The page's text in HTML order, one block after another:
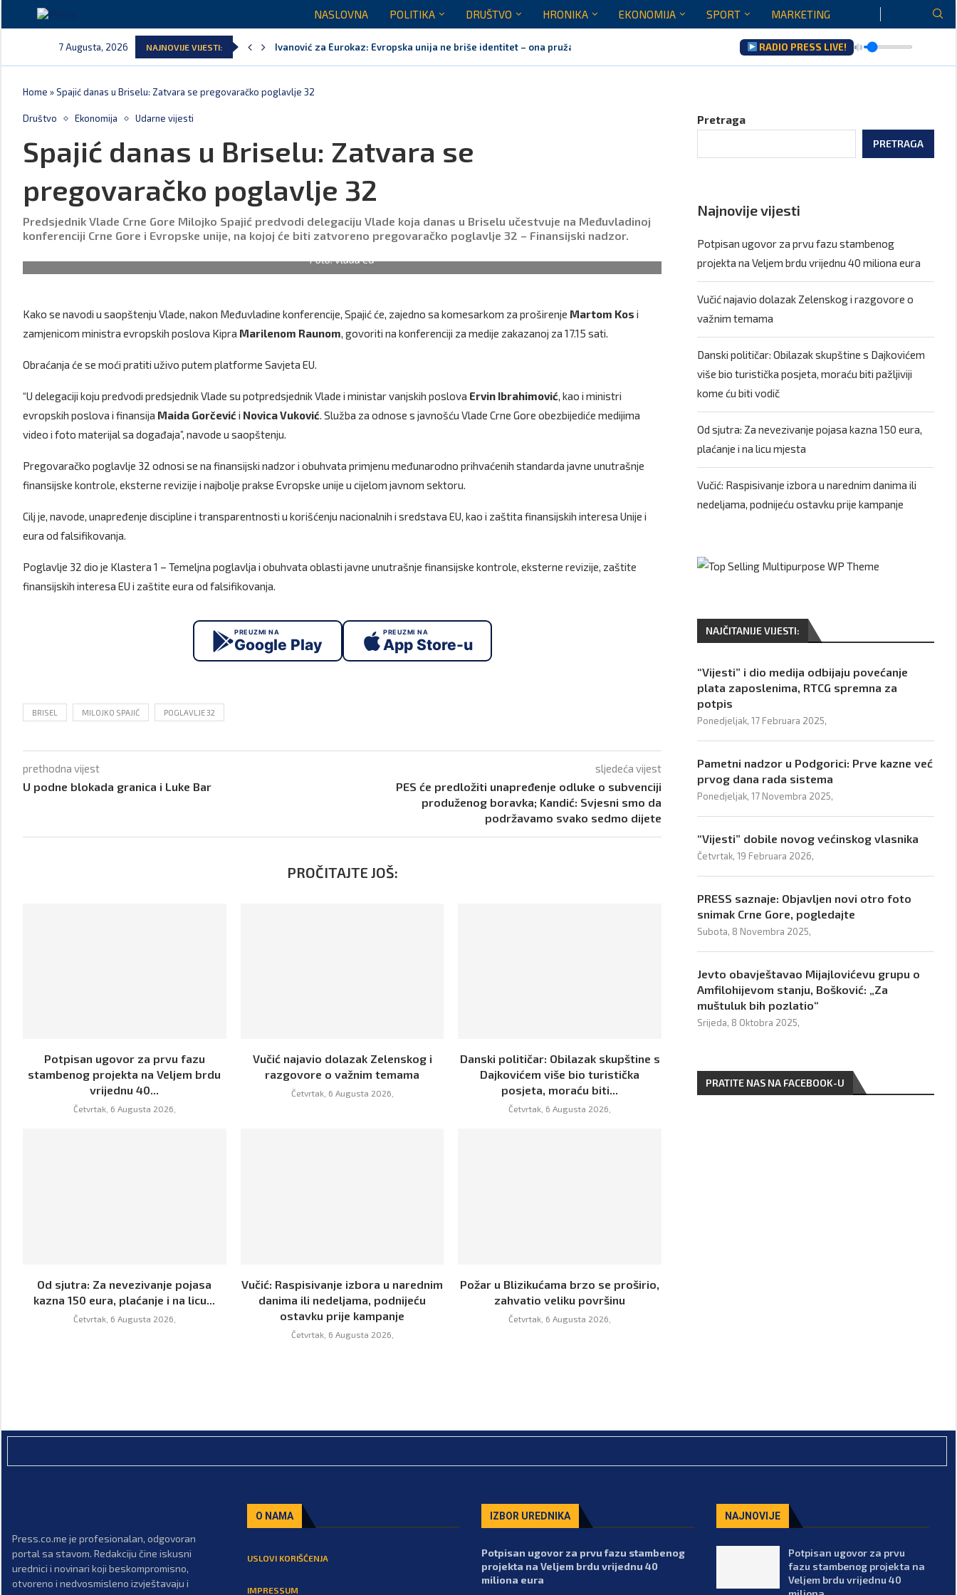
NASLOVNA POLITIKA DRUŠTVO HRONIKA EKONOMIJA SPORT MARKETING
7 Augusta, 2026 NAJNOVIJE VIJESTI:
Ivanović za Eurokaz: Evropska unija ne briše identitet – ona pruža...
Spajić: Snažno podržavamo domaće festivale koji godinama grade identitet Crne Gore...
MPNI do kraja jula realizovalo gotovo sve planirane aktivnosti
U prethodnih pet godina: Vučić tri puta odbio da glasa Rezoluciju...
MCP odgovorila Vučiću: Nedopustivo političko tumačenje litija i crkvenih pitanja
Andrić: Crnoj Gori nije bilo mjesto na obilježavanju „Oluje“
RADIO PRESS LIVE!
Home »Spajić danas u Briselu: Zatvara se pregovaračko poglavlje 32
Društvo Ekonomija Udarne vijesti
Spajić danas u Briselu: Zatvara se
pregovaračko poglavlje 32
Predsjednik Vlade Crne Gore Milojko Spajić predvodi delegaciju Vlade koja danas u Briselu učestvuje na Međuvladinoj
konferenciji Crne Gore i Evropske unije, na kojoj će biti zatvoreno pregovaračko poglavlje 32 – Finansijski nadzor.
Foto: Vlada CG
Kako se navodi u saopštenju Vlade, nakon Međuvladine konferencije, Spajić će, zajedno sa komesarkom za proširenje Martom Kos i
zamjenicom ministra evropskih poslova Kipra Marilenom Raunom, govoriti na konferenciji za medije zakazanoj za 17.15 sati.
Obraćanja će se moći pratiti uživo putem platforme Savjeta EU.
“U delegaciji koju predvodi predsjednik Vlade su potpredsjednik Vlade i ministar vanjskih poslova Ervin Ibrahimović, kao i ministri
evropskih poslova i finansija Maida Gorčević i Novica Vuković. Služba za odnose s javnošću Vlade Crne Gore obezbijediće medijima
video i foto materijal sa događaja”, navode u saopštenju.
Pregovaračko poglavlje 32 odnosi se na finansijski nadzor i obuhvata primjenu međunarodno prihvaćenih standarda javne unutrašnje
finansijske kontrole, eksterne revizije i najbolje prakse Evropske unije u cijelom javnom sektoru.
Cilj je, navode, unapređenje discipline i transparentnosti u korišćenju nacionalnih i sredstava EU, kao i zaštita finansijskih interesa Unije i
eura od falsifikovanja.
Poglavlje 32 dio je Klastera 1 – Temeljna poglavlja i obuhvata oblasti javne unutrašnje finansijske kontrole, eksterne revizije, zaštite
finansijskih interesa EU i zaštite eura od falsifikovanja.
PREUZMI NA
Google Play
PREUZMI NA
App Store-u
BRISEL MILOJKO SPAJIĆ POGLAVLJE 32
prethodna vijest
U podne blokada granica i Luke Bar
sljedeća vijest
PES će predložiti unapređenje odluke o subvenciji
produženog boravka; Kandić: Svjesni smo da
podržavamo svako sedmo dijete
PROČITAJTE JOŠ:
Potpisan ugovor za prvu fazu
stambenog projekta na Veljem brdu
vrijednu 40...
Četvrtak, 6 Augusta 2026,
Vučić najavio dolazak Zelenskog i
razgovore o važnim temama
Četvrtak, 6 Augusta 2026,
Danski političar: Obilazak skupštine s
Dajkovićem više bio turistička
posjeta, moraću biti...
Četvrtak, 6 Augusta 2026,
Od sjutra: Za nevezivanje pojasa
kazna 150 eura, plaćanje i na licu...
Četvrtak, 6 Augusta 2026,
Vučić: Raspisivanje izbora u narednim
danima ili nedeljama, podnijeću
ostavku prije kampanje
Četvrtak, 6 Augusta 2026,
Požar u Blizikućama brzo se proširio,
zahvatio veliku površinu
Četvrtak, 6 Augusta 2026,
Pretraga
PRETRAGA
Najnovije vijesti
Potpisan ugovor za prvu fazu stambenog
projekta na Veljem brdu vrijednu 40 miliona eura
Vučić najavio dolazak Zelenskog i razgovore o
važnim temama
Danski političar: Obilazak skupštine s Dajkovićem
više bio turistička posjeta, moraću biti pažljiviji
kome ću biti vodič
Od sjutra: Za nevezivanje pojasa kazna 150 eura,
plaćanje i na licu mjesta
Vučić: Raspisivanje izbora u narednim danima ili
nedeljama, podnijeću ostavku prije kampanje
NAJČITANIJE VIJESTI:
“Vijesti” i dio medija odbijaju povećanje
plata zaposlenima, RTCG spremna za
potpis
Ponedjeljak, 17 Februara 2025,
Pametni nadzor u Podgorici: Prve kazne već
prvog dana rada sistema
Ponedjeljak, 17 Novembra 2025,
“Vijesti” dobile novog većinskog vlasnika
Četvrtak, 19 Februara 2026,
PRESS saznaje: Objavljen novi otro foto
snimak Crne Gore, pogledajte
Subota, 8 Novembra 2025,
Jevto obavještavao Mijajlovićevu grupu o
Amfilohijevom stanju, Bošković: „Za
muštuluk bih pozlatio“
Srijeda, 8 Oktobra 2025,
PRATITE NAS NA FACEBOOK-U
Press.co.me je profesionalan, odgovoran
portal sa stavom. Redakciju čine iskusni
urednici i novinari koji beskompromisno,
otvoreno i nedvosmisleno izvještavaju i
O NAMA
USLOVI KORIŠĆENJA
IMPRESSUM
IZBOR UREDNIKA
Potpisan ugovor za prvu fazu stambenog
projekta na Veljem brdu vrijednu 40
miliona eura
NAJNOVIJE
Potpisan ugovor za prvu
fazu stambenog projekta na
Veljem brdu vrijednu 40